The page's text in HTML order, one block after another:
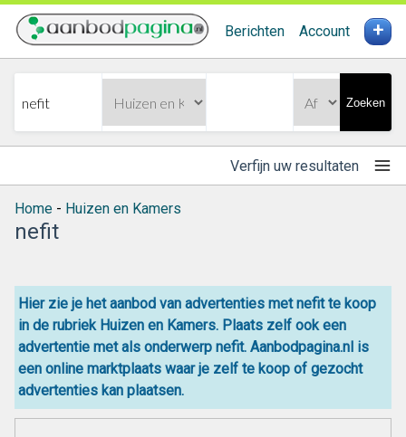
Berichten Account +
Zoeken
Verfijn uw resultaten
Home - Huizen en Kamers
nefit
Hier zie je het aanbod van advertenties met nefit te koop
in de rubriek Huizen en Kamers. Plaats zelf ook een
advertentie met als onderwerp nefit. Aanbodpagina.nl is
een online marktplaats waar je zelf te koop of gezocht
advertenties kan plaatsen.